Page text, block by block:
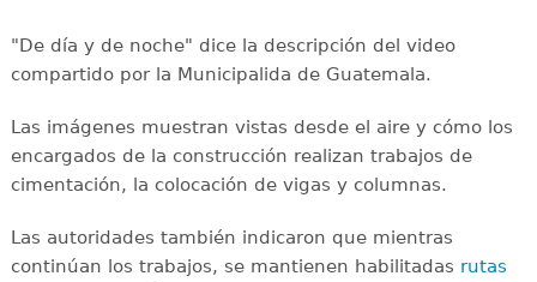
"De día y de noche" dice la descripción del video
compartido por la Municipalida de Guatemala.
Las imágenes muestran vistas desde el aire y cómo los
encargados de la construcción realizan trabajos de
cimentación, la colocación de vigas y columnas.
Las autoridades también indicaron que mientras
continúan los trabajos, se mantienen habilitadas rutas